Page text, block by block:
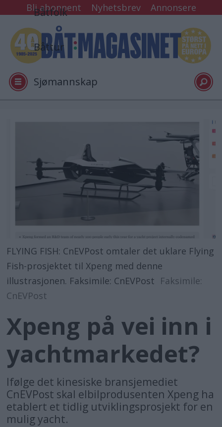
Bli abonnent Nyhetsbrev Annonsere
Båtfolk
Båttur
Sjømannskap
Video
Logg inn
FLYING FISH: CnEVPost omtaler det uklare Flying
Fish-prosjektet til Xpeng med denne
illustrasjonen. Faksimile: CnEVPost Faksimile:
CnEVPost
Xpeng på vei inn i
yachtmarkedet?
Ifølge det kinesiske bransjemediet
CnEVPost skal elbilprodusenten Xpeng ha
etablert et tidlig utviklingsprosjekt for en
mulig yacht.